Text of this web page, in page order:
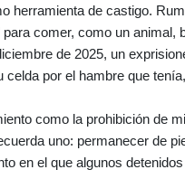
herramienta de castigo.
comer, como un animal,
de 2025, un
celda por el hambre que
como la prohibición de
uno: permanecer de
en el que algunos